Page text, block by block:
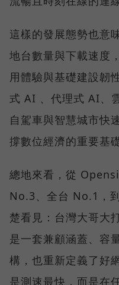
這樣的發展態勢也意
地台數量與下載速度
用體驗與基礎建設韌
式 AI 、代理式 AI、
自駕車與智慧城市快
撐數位經濟的重要基
總地來看，從
No.3、全台 No.1，
楚看見：台灣大哥大
是一套兼顧涵蓋、容
構，也重新定義了好
是測速最快，而是在